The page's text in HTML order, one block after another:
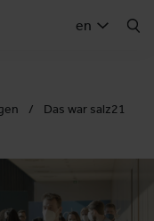
en
Das war salz21